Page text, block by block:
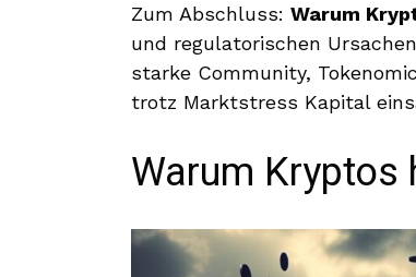
Zum Abschluss: Warum
und regulatorischen
starke Community,
trotz Marktstress Kapital
Warum Kryptos